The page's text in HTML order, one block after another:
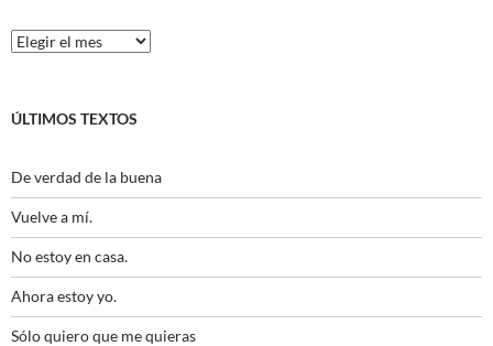
Histórico
ÚLTIMOS TEXTOS
De verdad de la buena
Vuelve a mí.
No estoy en casa.
Ahora estoy yo.
Sólo quiero que me quieras